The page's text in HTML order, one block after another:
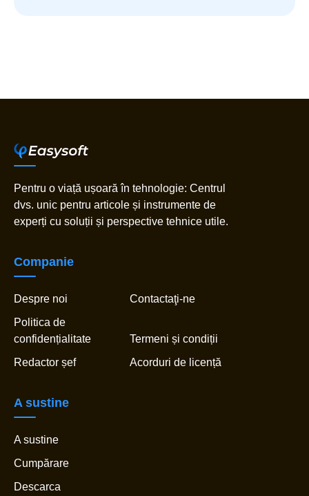
Pentru o viață ușoară în tehnologie: Centrul
dvs. unic pentru articole și instrumente de
experți cu soluții și perspective tehnice utile.
Companie
Despre noi
Contactaţi-ne
Politica de
confidențialitate
Termeni și condiții
Redactor șef
Acorduri de licență
A sustine
A sustine
Cumpărare
Descarca